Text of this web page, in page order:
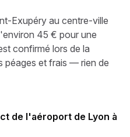
Exupéry au centre-ville
45 € pour une
confirmé lors de la
péages et frais — rien de
de l'aéroport de Lyon à